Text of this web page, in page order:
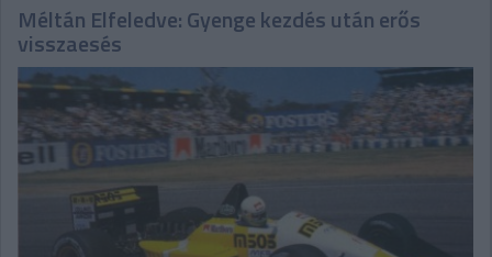
Méltán Elfeledve: Gyenge kezdés után erős
visszaesés